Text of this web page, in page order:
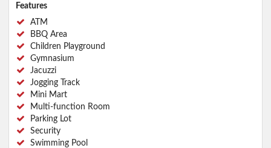
Features
ATM
BBQ Area
Children Playground
Gymnasium
Jacuzzi
Jogging Track
Mini Mart
Multi-function Room
Parking Lot
Security
Swimming Pool